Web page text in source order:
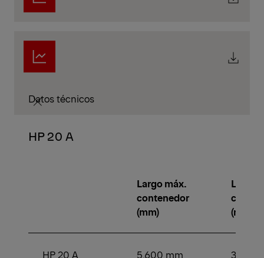
Datos técnicos
HP 20 A
Largo máx.
contenedor
(mm)
Largo
(mm)
HP 20 A 5.600 mm 3.750